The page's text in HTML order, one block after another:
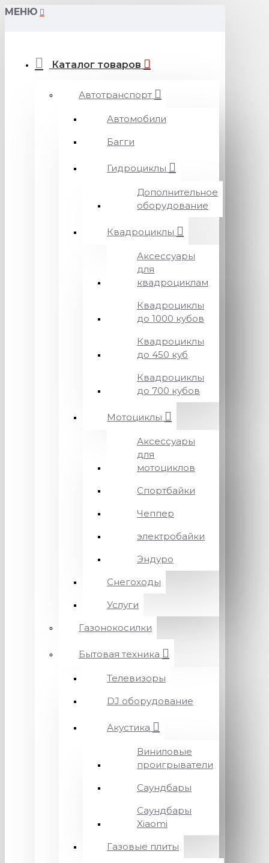
МЕНЮ
Каталог товаров
Автотранспорт
Автомобили
Багги
Гидроциклы
Дополнительное
оборудование
Квадроциклы
Аксессуары
для
квадроциклам
Квадроциклы
до 1000 кубов
Квадроциклы
до 450 куб
Квадроциклы
до 700 кубов
Мотоциклы
Аксессуары
для
мотоциклов
Спортбайки
Чеппер
электробайки
Эндуро
Снегоходы
Услуги
Газонокосилки
Бытовая техника
Телевизоры
DJ оборудование
Акустика
Виниловые
проигрыватели
Саундбары
Саундбары
Xiaomi
Газовые плиты